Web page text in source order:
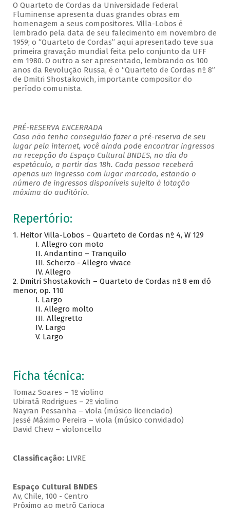
O Quarteto de Cordas da Universidade Federal
Fluminense apresenta duas grandes obras em
homenagem a seus compositores. Villa-Lobos é
lembrado pela data de seu falecimento em novembro de
1959; o “Quarteto de Cordas” aqui apresentado teve sua
primeira gravação mundial feita pelo conjunto da UFF
em 1980. O outro a ser apresentado, lembrando os 100
anos da Revolução Russa, é o “Quarteto de Cordas nº 8”
de Dmitri Shostakovich, importante compositor do
período comunista.
PRÉ-RESERVA ENCERRADA
Caso não tenha conseguido fazer a pré-reserva de seu
lugar pela internet, você ainda pode encontrar ingressos
na recepção do Espaço Cultural BNDES, no dia do
espetáculo, a partir das 18h. Cada pessoa receberá
apenas um ingresso com lugar marcado, estando o
número de ingressos disponíveis sujeito à lotação
máxima do auditório.
Repertório:
1. Heitor Villa-Lobos – Quarteto de Cordas nº 4, W 129
I. Allegro con moto
II. Andantino – Tranquilo
III. Scherzo - Allegro vivace
IV. Allegro
2. Dmitri Shostakovich – Quarteto de Cordas nº 8 em dó
menor, op. 110
I. Largo
II. Allegro molto
III. Allegretto
IV. Largo
V. Largo
Ficha técnica:
Tomaz Soares – 1º violino
Ubiratã Rodrigues – 2º violino
Nayran Pessanha – viola (músico licenciado)
Jessé Máximo Pereira – viola (músico convidado)
David Chew – violoncello
Classificação:LIVRE
Espaço Cultural BNDES
Av, Chile, 100 - Centro
Próximo ao metrô Carioca